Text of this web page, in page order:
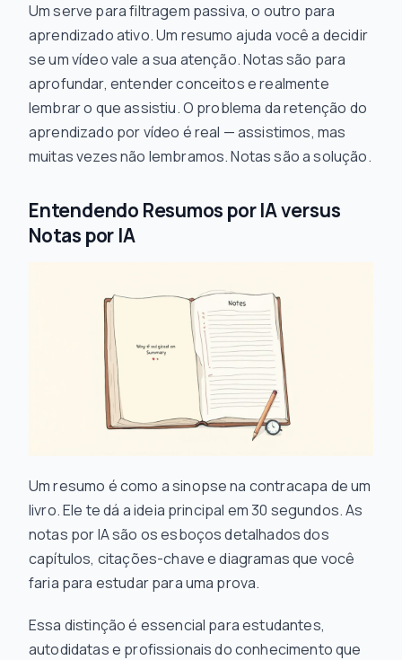
Um serve para filtragem passiva, o outro para
aprendizado ativo. Um resumo ajuda você a decidir
se um vídeo vale a sua atenção. Notas são para
aprofundar, entender conceitos e realmente
lembrar o que assistiu. O problema da retenção do
aprendizado por vídeo é real — assistimos, mas
muitas vezes não lembramos. Notas são a solução.
Entendendo Resumos por IA versus
Notas por IA
Um resumo é como a sinopse na contracapa de um
livro. Ele te dá a ideia principal em 30 segundos. As
notas por IA são os esboços detalhados dos
capítulos, citações-chave e diagramas que você
faria para estudar para uma prova.
Essa distinção é essencial para estudantes,
autodidatas e profissionais do conhecimento que